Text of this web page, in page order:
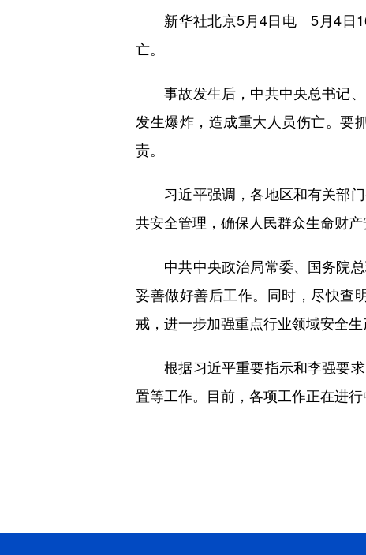
新华社北京5月4日电 5月4日16
亡。
事故发生后，中共中央总书记、
发生爆炸，造成重大人员伤亡。要
责。
习近平强调，各地区和有关部门
共安全管理，确保人民群众生命财产
中共中央政治局常委、国务院总
妥善做好善后工作。同时，尽快查
戒，进一步加强重点行业领域安全生
根据习近平重要指示和李强要求
置等工作。目前，各项工作正在进行